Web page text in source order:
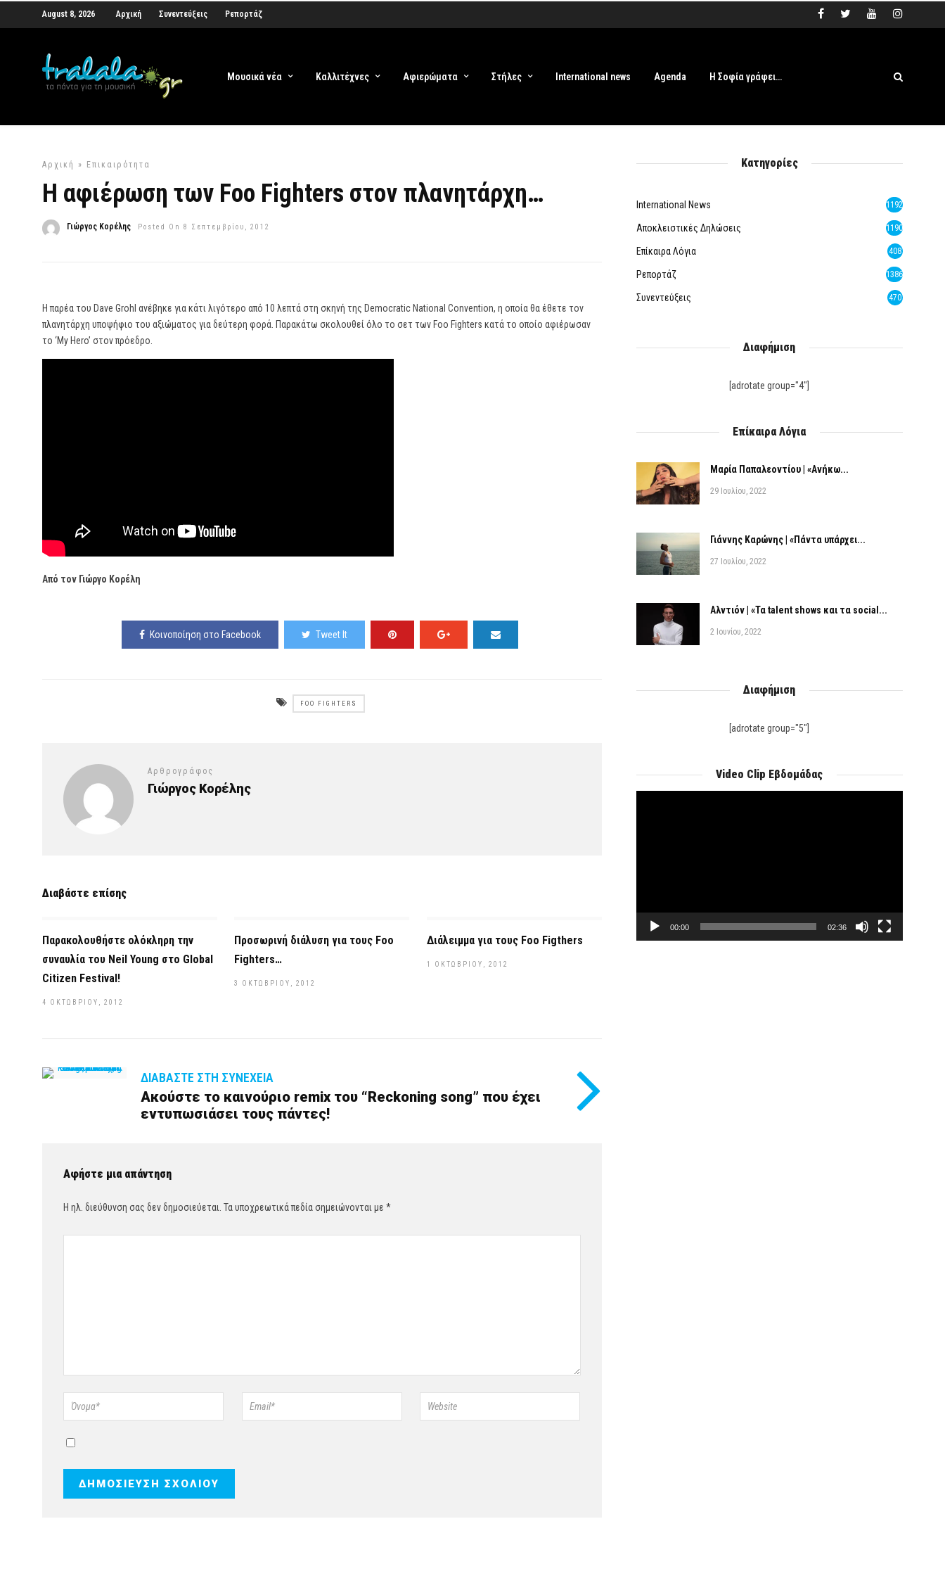
August 8, 2026 Αρχική Συνεντεύξεις Ρεπορτάζ
Μουσικά νέα Καλλιτέχνες Αφιερώματα Στήλες International news Agenda Η Σοφία γράφει…
Αρχική » Επικαιρότητα
Η αφιέρωση των Foo Fighters στον πλανητάρχη…
Γιώργος Κορέλης Posted On 8 Σεπτεμβρίου, 2012
Η παρέα του Dave Grohl ανέβηκε για κάτι λιγότερο από 10 λεπτά στη σκηνή της Democratic National Convention, η οποία θα έθετε τον
πλανητάρχη υποψήφιο του αξιώματος για δεύτερη φορά. Παρακάτω σκολουθεί όλο το σετ των Foo Fighters κατά το οποίο αφιέρωσαν
το ‘My Hero’ στον πρόεδρο.
Από τον Γιώργο Κορέλη
Κοινοποίηση στο Facebook Tweet It
FOO FIGHTERS
Αρθρογράφος
Γιώργος Κορέλης
Διαβάστε επίσης
Παρακολουθήστε ολόκληρη την
συναυλία του Neil Young στο Global
Citizen Festival!
4 ΟΚΤΩΒΡΊΟΥ, 2012
Προσωρινή διάλυση για τους Foo
Fighters…
3 ΟΚΤΩΒΡΊΟΥ, 2012
Διάλειμμα για τους Foo Figthers
1 ΟΚΤΩΒΡΊΟΥ, 2012
ΔΙΑΒΆΣΤΕ ΣΤΗ ΣΥΝΈΧΕΙΑ
Ακούστε το καινούριο remix του “Reckoning song” που έχει
εντυπωσιάσει τους πάντες!
Αφήστε μια απάντηση
Η ηλ. διεύθυνση σας δεν δημοσιεύεται. Τα υποχρεωτικά πεδία σημειώνονται με *
Κατηγορίες
International News 1192
Αποκλειστικές Δηλώσεις 1190
Επίκαιρα Λόγια 408
Ρεπορτάζ 1386
Συνεντεύξεις 470
Διαφήμιση
[adrotate group="4"]
Επίκαιρα Λόγια
Μαρία Παπαλεοντίου | «Ανήκω...
29 Ιουλίου, 2022
Γιάννης Καρώνης | «Πάντα υπάρχει...
27 Ιουλίου, 2022
Αλντιόν | «Τα talent shows και τα social...
2 Ιουνίου, 2022
Διαφήμιση
[adrotate group="5"]
Video Clip Εβδομάδας
00:00 02:36